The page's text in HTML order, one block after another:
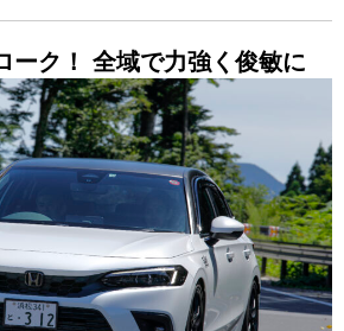
ーク！ 全域で力強く俊敏に